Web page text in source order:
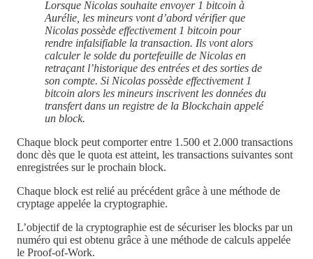
Lorsque Nicolas souhaite envoyer 1 bitcoin à
Aurélie, les mineurs vont d’abord vérifier que
Nicolas possède effectivement 1 bitcoin pour
rendre infalsifiable la transaction. Ils vont alors
calculer le solde du portefeuille de Nicolas en
retraçant l’historique des entrées et des sorties de
son compte. Si Nicolas possède effectivement 1
bitcoin alors les mineurs inscrivent les données du
transfert dans un registre de la Blockchain appelé
un block.
Chaque block peut comporter entre 1.500 et 2.000 transactions
donc dès que le quota est atteint, les transactions suivantes sont
enregistrées sur le prochain block.
Chaque block est relié au précédent grâce à une méthode de
cryptage appelée la cryptographie.
L’objectif de la cryptographie est de sécuriser les blocks par un
numéro qui est obtenu grâce à une méthode de calculs appelée
le Proof-of-Work.